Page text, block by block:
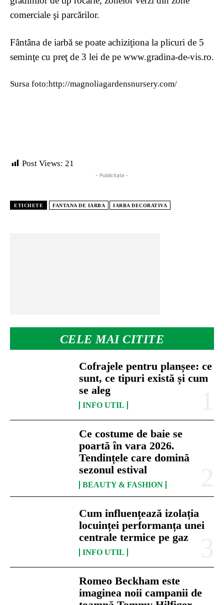
CELE MAI CITITE
Cofrajele pentru planșee: ce
sunt, ce tipuri există și cum
se aleg
INFO UTIL
Ce costume de baie se
poartă în vara 2026.
Tendințele care domină
sezonul estival
BEAUTY & FASHION
Cum influențează izolația
locuinței performanța unei
centrale termice pe gaz
INFO UTIL
Romeo Beckham este
imaginea noii campanii de
comerciale şi parcărilor.
Fântâna de iarbă se poate achiziţiona la plicuri de 5
seminţe cu preţ de 3 lei de pe www.gradina-de-vis.ro.
Sursa foto:http://magnoliagardensnursery.com/
Post Views: 21
- Publicitate -
ETICHETE FANTANA DE IARBA IARBA DECORATIVA